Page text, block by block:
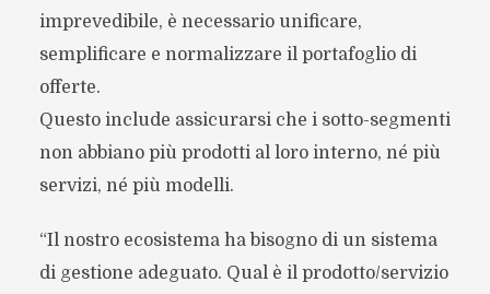
imprevedibile, è necessario unificare,
semplificare e normalizzare il portafoglio di
offerte.
Questo include assicurarsi che i sotto-segmenti
non abbiano più prodotti al loro interno, né più
servizi, né più modelli.
“Il nostro ecosistema ha bisogno di un sistema
di gestione adeguato. Qual è il prodotto/servizio